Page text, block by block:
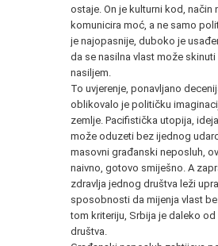
ostaje. On je kulturni kod, način
komunicira moć, a ne samo
je najopasnije, duboko je
da se nasilna vlast može
nasiljem.
To uvjerenje, ponavljano
oblikovalo je političku
zemlje. Pacifistička utopija,
može oduzeti bez ijednog
masovni građanski neposluh,
naivno, gotovo smiješno. A
zdravlja jednog društva leži
sposobnosti da mijenja vlast
tom kriteriju, Srbija je daleko
društva.